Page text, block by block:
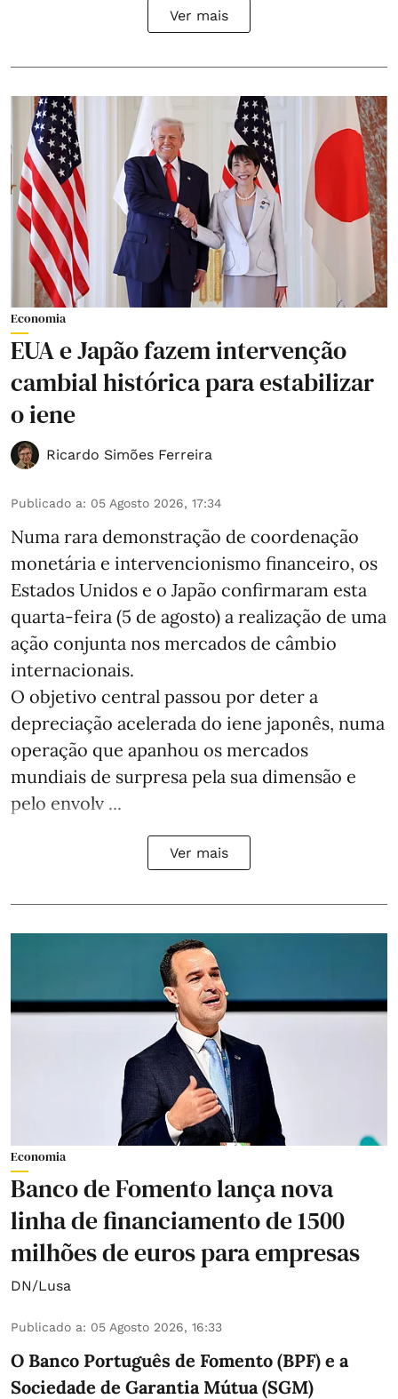
Ver mais
Economia
EUA e Japão fazem intervenção
cambial histórica para estabilizar
o iene
Ricardo Simões Ferreira
Publicado a: 05 Agosto 2026, 17:34
Numa rara demonstração de coordenação
monetária e intervencionismo financeiro, os
Estados Unidos e o Japão confirmaram esta
quarta-feira (5 de agosto) a realização de uma
ação conjunta nos mercados de câmbio
internacionais.
O objetivo central passou por deter a
depreciação acelerada do iene japonês, numa
operação que apanhou os mercados
mundiais de surpresa pela sua dimensão e
pelo envolv ...
Ver mais
Economia
Banco de Fomento lança nova
linha de financiamento de 1500
milhões de euros para empresas
DN/Lusa
Publicado a: 05 Agosto 2026, 16:33
O Banco Português de Fomento (BPF) e a
Sociedade de Garantia Mútua (SGM)